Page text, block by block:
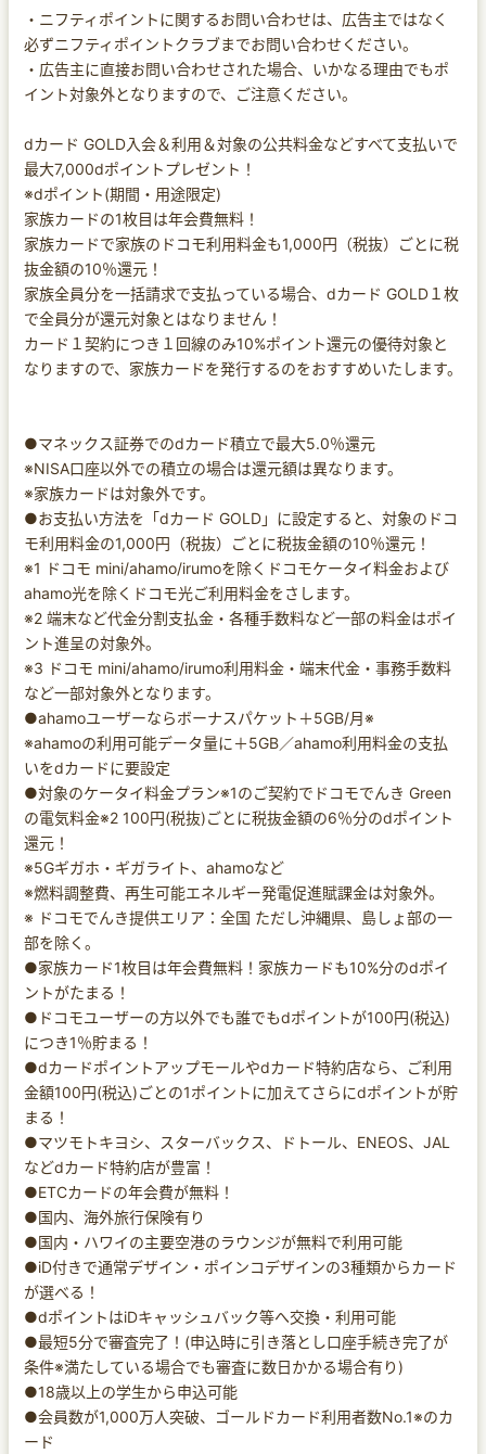
・ニフティポイントに関するお問い合わせは、広告主ではなく
必ずニフティポイントクラブまでお問い合わせください。
・広告主に直接お問い合わせされた場合、いかなる理由でもポ
イント対象外となりますので、ご注意ください。
dカード GOLD入会＆利用＆対象の公共料金などすべて支払いで
最大7,000dポイントプレゼント！
※dポイント(期間・用途限定)
家族カードの1枚目は年会費無料！
家族カードで家族のドコモ利用料金も1,000円（税抜）ごとに税
抜金額の10％還元！
家族全員分を一括請求で支払っている場合、dカード GOLD１枚
で全員分が還元対象とはなりません！
カード１契約につき１回線のみ10%ポイント還元の優待対象と
なりますので、家族カードを発行するのをおすすめいたします。
●マネックス証券でのdカード積立で最大5.0％還元
※NISA口座以外での積立の場合は還元額は異なります。
※家族カードは対象外です。
●お支払い方法を「dカード GOLD」に設定すると、対象のドコ
モ利用料金の1,000円（税抜）ごとに税抜金額の10％還元！
※1 ドコモ mini/ahamo/irumoを除くドコモケータイ料金および
ahamo光を除くドコモ光ご利用料金をさします。
※2 端末など代金分割支払金・各種手数料など一部の料金はポイ
ント進呈の対象外。
※3 ドコモ mini/ahamo/irumo利用料金・端末代金・事務手数料
など一部対象外となります。
●ahamoユーザーならボーナスパケット＋5GB/月※
※ahamoの利用可能データ量に＋5GB／ahamo利用料金の支払
いをdカードに要設定
●対象のケータイ料金プラン※1のご契約でドコモでんき Green
の電気料金※2 100円(税抜)ごとに税抜金額の6％分のdポイント
還元！
※5Gギガホ・ギガライト、ahamoなど
※燃料調整費、再生可能エネルギー発電促進賦課金は対象外。
※ ドコモでんき提供エリア：全国 ただし沖縄県、島しょ部の一
部を除く。
●家族カード1枚目は年会費無料！家族カードも10%分のdポイ
ントがたまる！
●ドコモユーザーの方以外でも誰でもdポイントが100円(税込)
につき1％貯まる！
●dカードポイントアップモールやdカード特約店なら、ご利用
金額100円(税込)ごとの1ポイントに加えてさらにdポイントが貯
まる！
●マツモトキヨシ、スターバックス、ドトール、ENEOS、JAL
などdカード特約店が豊富！
●ETCカードの年会費が無料！
●国内、海外旅行保険有り
●国内・ハワイの主要空港のラウンジが無料で利用可能
●iD付きで通常デザイン・ポインコデザインの3種類からカード
が選べる！
●dポイントはiDキャッシュバック等へ交換・利用可能
●最短5分で審査完了！(申込時に引き落とし口座手続き完了が
条件※満たしている場合でも審査に数日かかる場合有り)
●18歳以上の学生から申込可能
●会員数が1,000万人突破、ゴールドカード利用者数No.1※のカ
ード